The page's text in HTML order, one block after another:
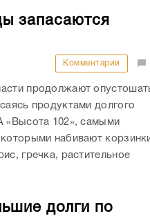
запасаются
Комментарии
продолжают
продуктами долгого
«Высота 102», самыми
набивают
гречка, растительное
долги по